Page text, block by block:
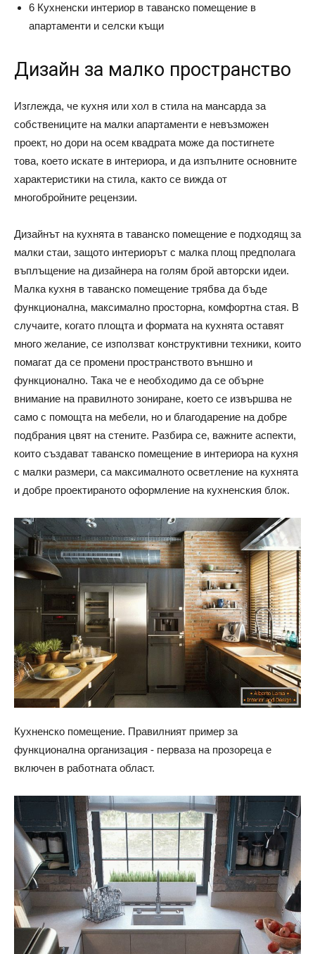
6 Кухненски интериор в таванско помещение в
апартаменти и селски къщи
Дизайн за малко пространство
Изглежда, че кухня или хол в стила на мансарда за
собствениците на малки апартаменти е невъзможен
проект, но дори на осем квадрата може да постигнете
това, което искате в интериора, и да изпълните основните
характеристики на стила, както се вижда от
многобройните рецензии.
Дизайнът на кухнята в таванско помещение е подходящ за
малки стаи, защото интериорът с малка площ предполага
въплъщение на дизайнера на голям брой авторски идеи.
Малка кухня в таванско помещение трябва да бъде
функционална, максимално просторна, комфортна стая. В
случаите, когато площта и формата на кухнята оставят
много желание, се използват конструктивни техники, които
помагат да се промени пространството външно и
функционално. Така че е необходимо да се обърне
внимание на правилното зониране, което се извършва не
само с помощта на мебели, но и благодарение на добре
подбрания цвят на стените. Разбира се, важните аспекти,
които създават таванско помещение в интериора на кухня
с малки размери, са максималното осветление на кухнята
и добре проектираното оформление на кухненския блок.
Кухненско помещение. Правилният пример за
функционална организация - перваза на прозореца е
включен в работната област.